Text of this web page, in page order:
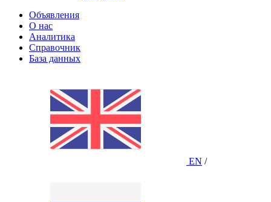
Объявления
О нас
Аналитика
Справочник
База данных
EN /